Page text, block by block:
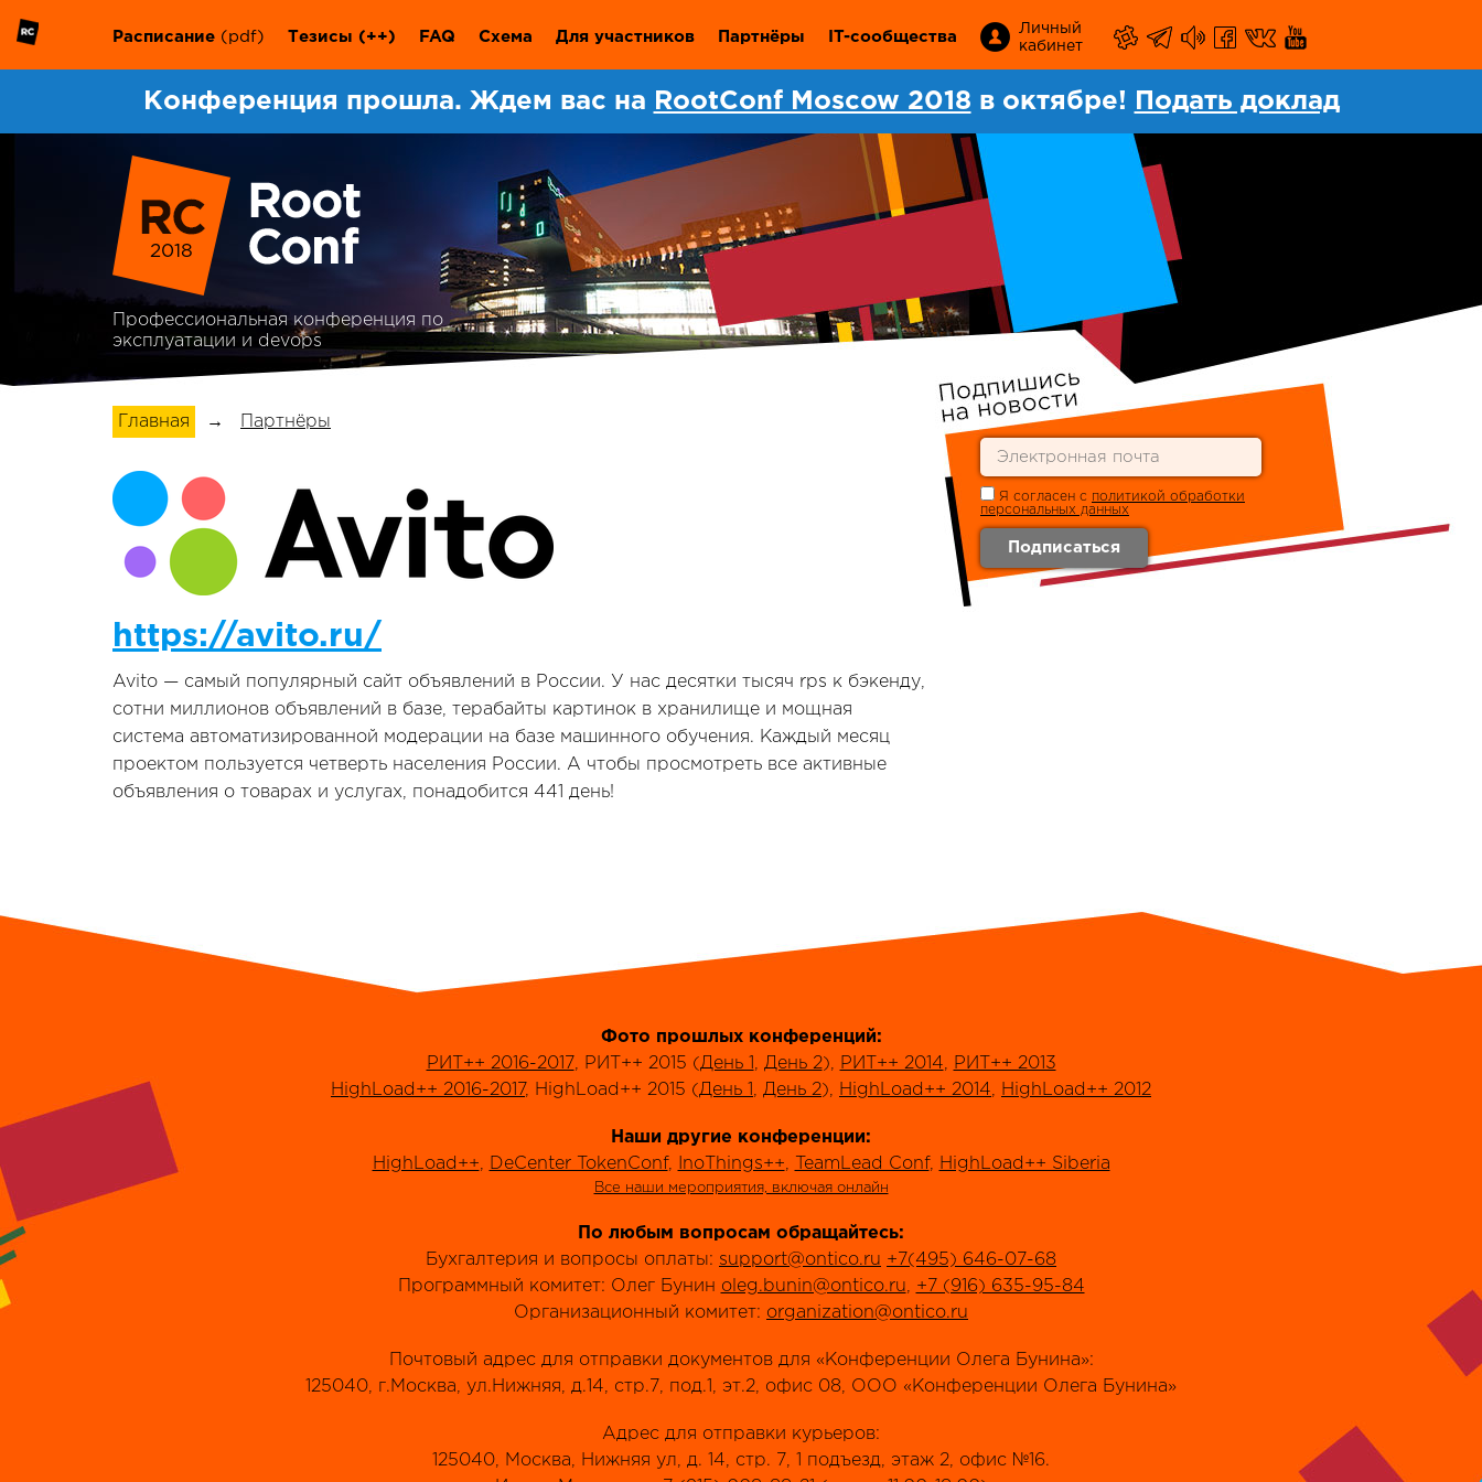
Расписание (pdf) Тезисы (++) FAQ Схема Для участников Партнёры IT-сообщества
Личный
кабинет
Конференция прошла. Ждем вас на RootConf Moscow 2018 в октябре! Подать доклад
2018
Профессиональная конференция по
эксплуатации и devops
Я согласен с политикой обработки
персональных данных
Главная → Партнёры
https://avito.ru/
Avito — самый популярный сайт объявлений в России. У нас десятки тысяч rps к бэкенду,
сотни миллионов объявлений в базе, терабайты картинок в хранилище и мощная
система автоматизированной модерации на базе машинного обучения. Каждый месяц
проектом пользуется четверть населения России. А чтобы просмотреть все активные
объявления о товарах и услугах, понадобится 441 день!
Фото прошлых конференций:
РИТ++ 2016-2017, РИТ++ 2015 (День 1 , День 2), РИТ++ 2014, РИТ++ 2013
HighLoad++ 2016-2017, HighLoad++ 2015 (День 1 , День 2), HighLoad++ 2014, HighLoad++ 2012
Наши другие конференции:
HighLoad++, DeCenter TokenConf, InoThings++, TeamLead Conf, HighLoad++ Siberia
Все наши мероприятия, включая онлайн
По любым вопросам обращайтесь:
Бухгалтерия и вопросы оплаты: support@ontico.ru +7(495) 646-07-68
Программный комитет: Олег Бунин oleg.bunin@ontico.ru, +7 (916) 635-95-84
Организационный комитет: organization@ontico.ru
Почтовый адрес для отправки документов для «Конференции Олега Бунина»:
125040, г.Москва, ул.Нижняя, д.14, стр.7, под.1, эт.2, офис 08, ООО «Конференции Олега Бунина»
Адрес для отправки курьеров:
125040, Москва, Нижняя ул, д. 14, стр. 7, 1 подъезд, этаж 2, офис №16.